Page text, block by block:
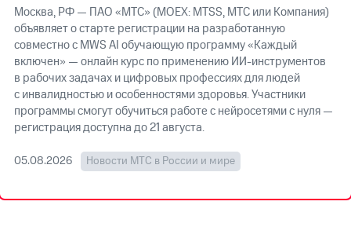
Контакты
Медиа-центр
Пресс-
релизы
МТС
о технологиях
Интервью
Финансовая
Москва, РФ — ПАО «МТС» (MOEX: MTSS, МТС или Компания)
объявляет о старте регистрации на разработанную
совместно с MWS AI обучающую программу «Каждый
включен» — онлайн курс по применению ИИ-инструментов
в рабочих задачах и цифровых профессиях для людей
с инвалидностью и особенностями здоровья. Участники
программы смогут обучиться работе с нейросетями с нуля —
регистрация доступна до 21 августа.
05.08.2026 Новости МТС в России и мире